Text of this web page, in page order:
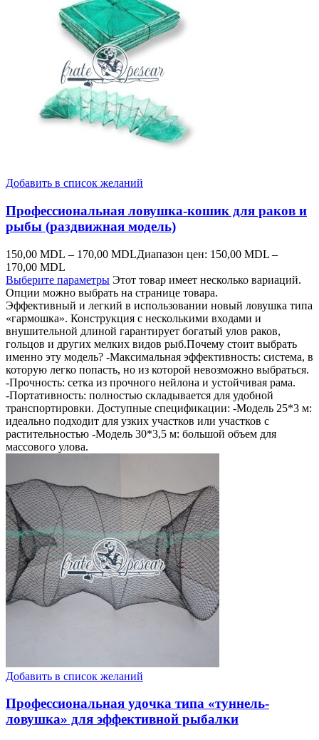
Добавить в список желаний
Профессиональная ловушка-кошик для раков и
рыбы (раздвижная модель)
150,00 MDL – 170,00 MDLДиапазон цен: 150,00 MDL –
170,00 MDL
Выберите параметры Этот товар имеет несколько вариаций.
Опции можно выбрать на странице товара.
Эффективный и легкий в использовании новый ловушка типа
«гармошка». Конструкция с несколькими входами и
внушительной длиной гарантирует богатый улов раков,
гольцов и других мелких видов рыб.Почему стоит выбрать
именно эту модель? -Максимальная эффективность: система, в
которую легко попасть, но из которой невозможно выбраться.
-Прочность: сетка из прочного нейлона и устойчивая рама.
-Портативность: полностью складывается для удобной
транспортировки. Доступные спецификации: -Модель 25*3 м:
идеально подходит для узких участков или участков с
растительностью -Модель 30*3,5 м: большой объем для
массового улова.
Добавить в список желаний
Профессиональная удочка типа «туннель-
ловушка» для эффективной рыбалки